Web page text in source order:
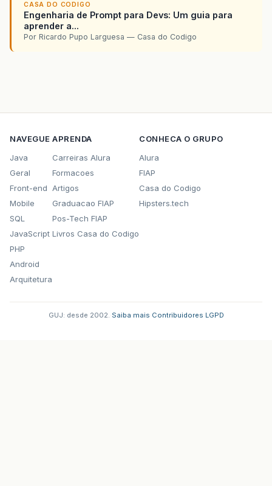
CASA DO CODIGO
Engenharia de Prompt para Devs: Um guia para
aprender a...
Por Ricardo Pupo Larguesa — Casa do Codigo
NAVEGUE
Java
Geral
Front-end
Mobile
SQL
JavaScript
PHP
Android
Arquitetura
APRENDA
Carreiras Alura
Formacoes
Artigos
Graduacao FIAP
Pos-Tech FIAP
Livros Casa do Codigo
CONHECA O GRUPO
Alura
FIAP
Casa do Codigo
Hipsters.tech
GUJ: desde 2002. Saiba mais Contribuidores LGPD